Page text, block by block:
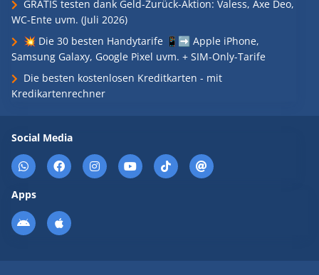
GRATIS testen dank Geld-Zurück-Aktion: Valess, Axe Deo,
WC-Ente uvm. (Juli 2026)
💥 Die 30 besten Handytarife 📱➡️ Apple iPhone,
Samsung Galaxy, Google Pixel uvm. + SIM-Only-Tarife
Die besten kostenlosen Kreditkarten - mit
Kredikartenrechner
Social Media
Apps